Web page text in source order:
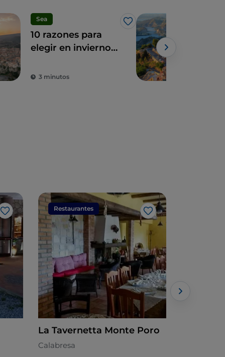
Sea
Me gusta
10 razones para
elegir en invierno
de los Reyes
3 minutos
Me gusta
Restaurantes
Me gusta
La Tavernetta Monte Poro
Calabresa